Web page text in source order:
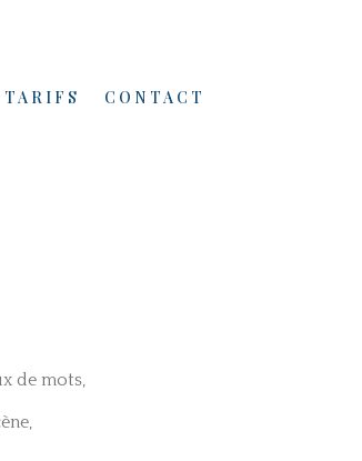
TARIFS CONTACT
de mots,